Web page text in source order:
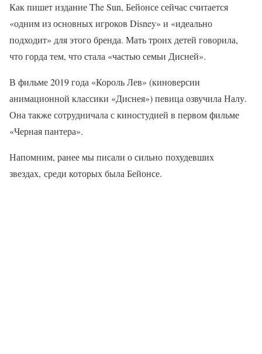
Как пишет издание The Sun, Бейонсе сейчас считается
«одним из основных игроков Disney» и «идеально
подходит» для этого бренда. Мать троих детей говорила,
что горда тем, что стала «частью семьи Дисней».
В фильме 2019 года «Король Лев» (киноверсии
анимационной классики «Диснея») певица озвучила Налу.
Она также сотрудничала с киностудией в первом фильме
«Черная пантера».
Напомним, ранее мы писали о сильно похудевших
звездах, среди которых была Бейонсе.